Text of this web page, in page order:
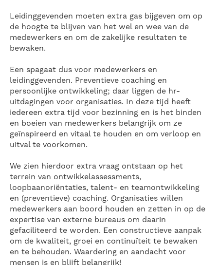
Leidinggevenden moeten extra gas bijgeven om op
de hoogte te blijven van het wel en wee van de
medewerkers en om de zakelijke resultaten te
bewaken.
Een spagaat dus voor medewerkers en
leidinggevenden. Preventieve coaching en
persoonlijke ontwikkeling; daar liggen de hr-
uitdagingen voor organisaties. In deze tijd heeft
iedereen extra tijd voor bezinning en is het binden
en boeien van medewerkers belangrijk om ze
geïnspireerd en vitaal te houden en om verloop en
uitval te voorkomen.
We zien hierdoor extra vraag ontstaan op het
terrein van ontwikkelassessments,
loopbaanoriëntaties, talent- en teamontwikkeling
en (preventieve) coaching. Organisaties willen
medewerkers aan boord houden en zetten in op de
expertise van externe bureaus om daarin
gefaciliteerd te worden. Een constructieve aanpak
om de kwaliteit, groei en continuïteit te bewaken
en te behouden. Waardering en aandacht voor
mensen is en blijft belangrijk!